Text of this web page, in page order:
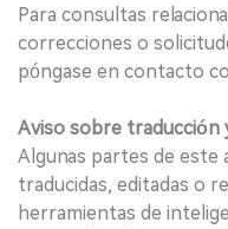
Para consultas
correcciones o
póngase en contacto
Aviso sobre traducción
Algunas partes de este
traducidas, editadas o
herramientas de